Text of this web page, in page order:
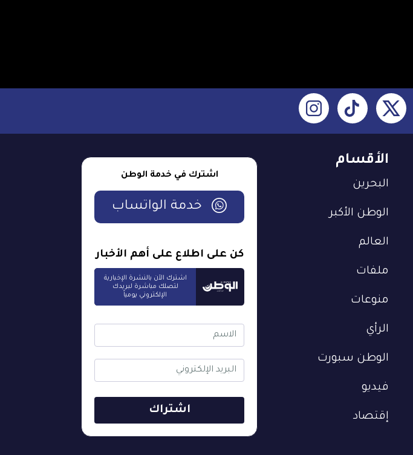
الأقسام
البحرين
الوطن الأكبر
العالم
ملفات
منوعات
الرأي
الوطن سبورت
فيديو
إقتصاد
اشترك في خدمة الوطن
خدمة الواتساب
كن على اطلاع على أهم الأخبار
اشترك الآن بالنشرة الإخبارية
لتصلك مباشرة لبريدك
الإلكتروني يومياً
اشتراك